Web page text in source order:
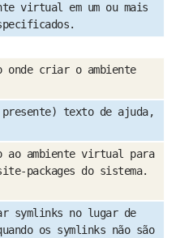
virtual em um ou mais
onde criar o ambiente
texto de ajuda,
ao ambiente virtual para
packages do sistema.
symlinks no lugar de
os symlinks não são